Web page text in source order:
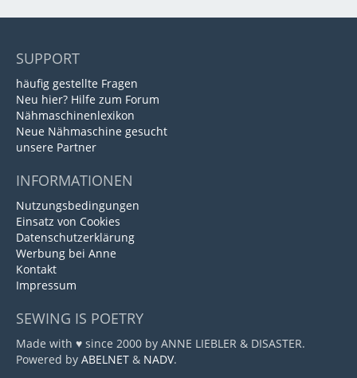
SUPPORT
häufig gestellte Fragen
Neu hier? Hilfe zum Forum
Nähmaschinenlexikon
Neue Nähmaschine gesucht
unsere Partner
INFORMATIONEN
Nutzungsbedingungen
Einsatz von Cookies
Datenschutzerklärung
Werbung bei Anne
Kontakt
Impressum
SEWING IS POETRY
Made with ♥ since 2000 by ANNE LIEBLER & DISASTER.
Powered by ABELNET & NADV.